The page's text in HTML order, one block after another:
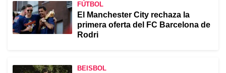
FÚTBOL
El Manchester City rechaza la
primera oferta del FC Barcelona de
Rodri
BEISBOL